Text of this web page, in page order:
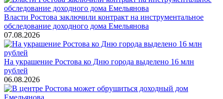
Власти Ростова заключили контракт на инструментальное
обследование доходного дома Емельянова
07.08.2026
На украшение Ростова ко Дню города выделено 16 млн
рублей
06.08.2026